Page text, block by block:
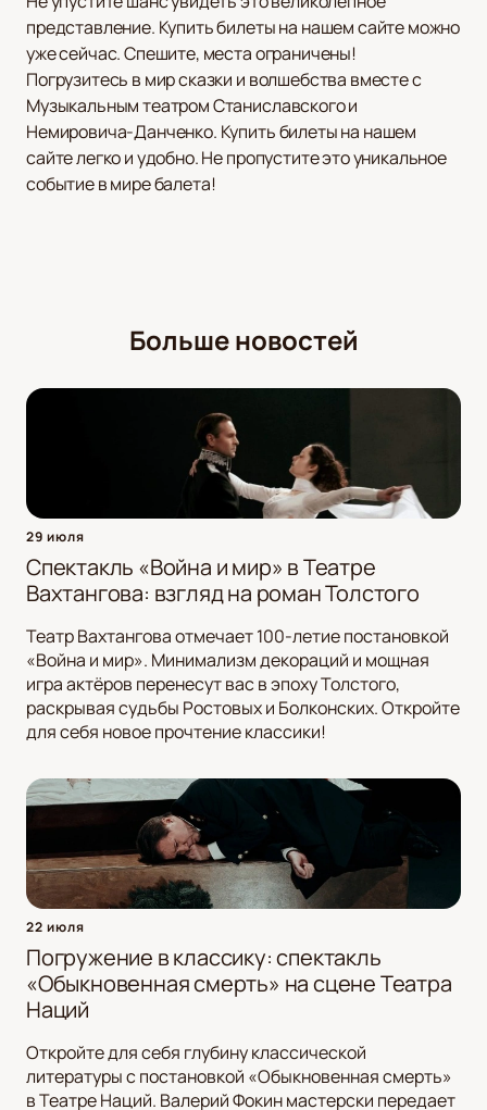
представление. Купить билеты на нашем сайте можно
уже сейчас. Спешите, места ограничены!
Погрузитесь в мир сказки и волшебства вместе с
Музыкальным театром Станиславского и
Немировича-Данченко. Купить билеты на нашем
сайте легко и удобно. Не пропустите это уникальное
событие в мире балета!
Больше новостей
29 июля
Спектакль «Война и мир» в Театре
Вахтангова: взгляд на роман Толстого
Театр Вахтангова отмечает 100-летие постановкой
«Война и мир». Минимализм декораций и мощная
игра актёров перенесут вас в эпоху Толстого,
раскрывая судьбы Ростовых и Болконских. Откройте
для себя новое прочтение классики!
22 июля
Погружение в классику: спектакль
«Обыкновенная смерть» на сцене Театра
Наций
Откройте для себя глубину классической
литературы с постановкой «Обыкновенная смерть»
в Театре Наций. Валерий Фокин мастерски передает